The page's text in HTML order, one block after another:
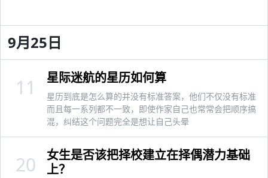
9月25日
星际迷航的星历如何算
星历到底是怎么算的并没有标准答案，他们不仅没有标准
而且每一系列都不一致，即使作家自己也常常会把顺序搞
混，纠结这个问题完全是想让自己头晕
11
女生是否该把择校建立在择偶潜力基础
上？
20